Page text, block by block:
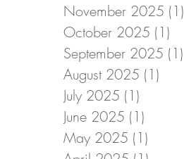
November 2025 (1)
October 2025 (1)
September 2025 (1)
August 2025 (1)
July 2025 (1)
June 2025 (1)
May 2025 (1)